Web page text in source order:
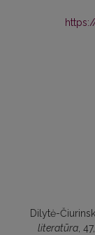
Dilytė-
literatūra,